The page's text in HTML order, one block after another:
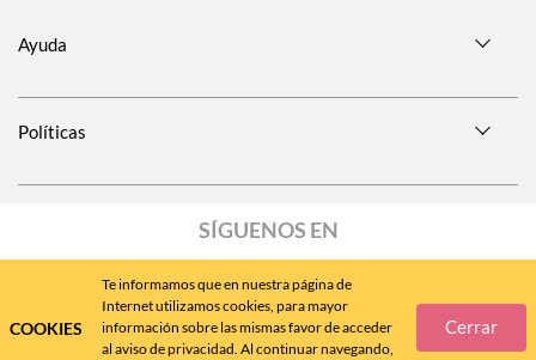
COOKIES
Te informamos que en nuestra página de
Internet utilizamos cookies, para mayor
información sobre las mismas favor de acceder
al aviso de privacidad. Al continuar navegando,
Cerrar
Ayuda
Políticas
SÍGUENOS EN
CallCenter477 788 4600